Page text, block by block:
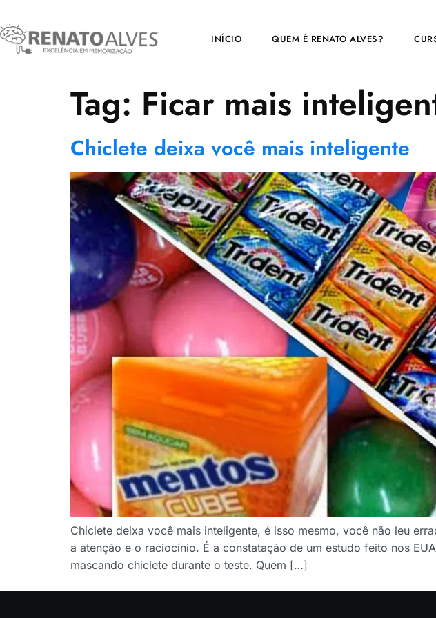
INÍCIO QUEM É RENATO ALVES?
Tag: Ficar mais
Chiclete deixa você mais inteligente
Chiclete deixa você mais inteligente, é isso mesmo, você não leu
a atenção e o raciocínio. É a constatação de um estudo feito nos
mascando chiclete durante o teste. Quem […]